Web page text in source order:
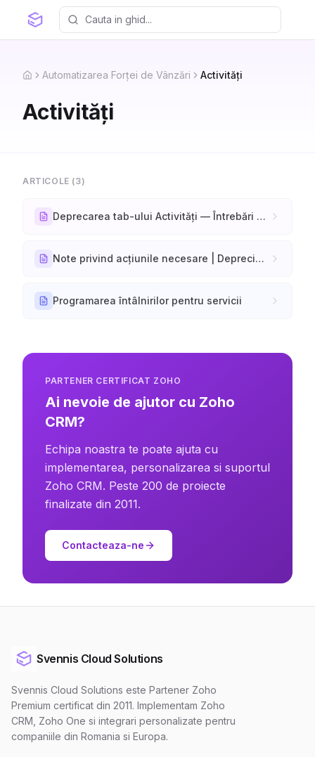
HomeAutomatizarea Forței de Vânzări Activități
Activități
ARTICOLE (3)
Deprecarea tab-ului Activități — Întrebări frecvente
Note privind acțiunile necesare | Deprecierea tab-ului Activități
Programarea întâlnirilor pentru servicii
PARTENER CERTIFICAT ZOHO
Ai nevoie de ajutor cu Zoho
CRM?
Echipa noastra te poate ajuta cu
implementarea, personalizarea si suportul
Zoho CRM. Peste 200 de proiecte
finalizate din 2011.
Contacteaza-ne
Svennis Cloud Solutions
Svennis Cloud Solutions este Partener Zoho
Premium certificat din 2011. Implementam Zoho
CRM, Zoho One si integrari personalizate pentru
companiile din Romania si Europa.